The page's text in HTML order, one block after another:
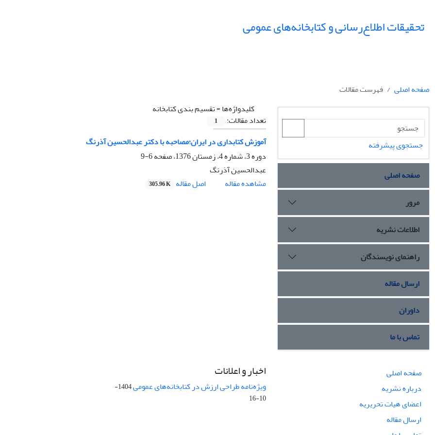
تحقیقات اطلاع‌رسانی و کتابخانه‌های عمومی
صفحه اصلی
فهرست مقالات
کلیدواژه‌ها =تقسیم بندی کتابخانه
تعداد مقالات:
1
آموزش کتابداری در ایران؛مصاحبه با دکتر عبدالحسین آذرنگ
دوره 3، شماره 4، زمستان 1376، صفحه
6-9
عبدالحسین آذرنگ
مشاهده مقاله
اصل مقاله 305.96 K
جستجوی پیشرفته
صفحه اصلی
مرور
اطلاعات نشریه
راهنمای نویسندگان
ارسال مقاله
داوران
تماس با ما
صفحه اصلی
درباره نشریه
اعضای هیات تحریریه
ارسال مقاله
اخبار و اعلانات
ویژه‌نامه طراحی ارزش در کتابخانه‌های عمومی
1404-
10-16